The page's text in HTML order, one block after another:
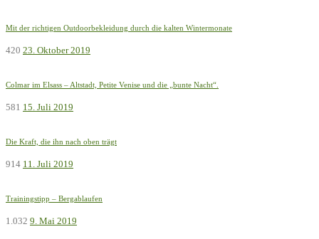
Mit der richtigen Outdoorbekleidung durch die kalten Wintermonate
420 23. Oktober 2019
Colmar im Elsass – Altstadt, Petite Venise und die „bunte Nacht“.
581 15. Juli 2019
Die Kraft, die ihn nach oben trägt
914 11. Juli 2019
Trainingstipp – Bergablaufen
1.032 9. Mai 2019